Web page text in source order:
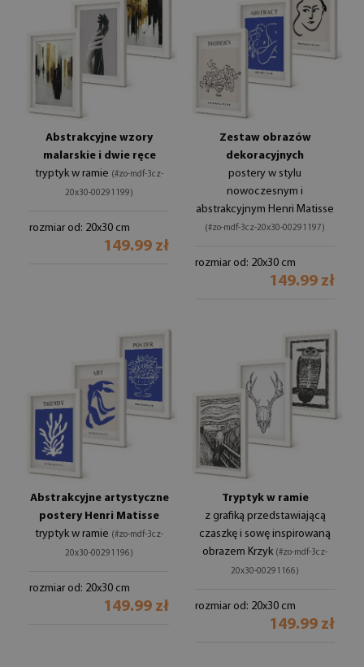
Abstrakcyjne wzory
malarskie i dwie ręce
tryptyk w ramie (#zo-mdf-3cz-
20x30-00291199)
rozmiar od: 20x30 cm
149.99 zł
Zestaw obrazów
dekoracyjnych
postery w stylu
nowoczesnym i
abstrakcyjnym Henri Matisse
(#zo-mdf-3cz-20x30-00291197)
rozmiar od: 20x30 cm
149.99 zł
Abstrakcyjne artystyczne
postery Henri Matisse
tryptyk w ramie (#zo-mdf-3cz-
20x30-00291196)
rozmiar od: 20x30 cm
149.99 zł
Tryptyk w ramie
z grafiką przedstawiającą
czaszkę i sowę inspirowaną
obrazem Krzyk (#zo-mdf-3cz-
20x30-00291166)
rozmiar od: 20x30 cm
149.99 zł